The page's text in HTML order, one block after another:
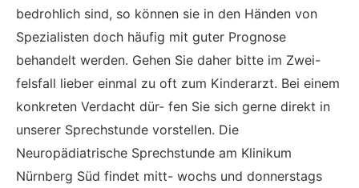
bedrohlich sind, so können sie in den Händen von
Spezialisten doch häufig mit guter Prognose
behandelt werden. Gehen Sie daher bitte im Zwei-
felsfall lieber einmal zu oft zum Kinderarzt. Bei einem
konkreten Verdacht dür- fen Sie sich gerne direkt in
unserer Sprechstunde vorstellen. Die
Neuropädiatrische Sprechstunde am Klinikum
Nürnberg Süd findet mitt- wochs und donnerstags